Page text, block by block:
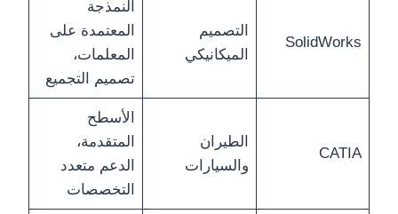
SolidWorks
التصميم
الميكانيكي
النمذجة
المعتمدة على
المعلمات،
تصميم التجميع
CATIA
الطيران
والسيارات
الأسطح
المتقدمة،
الدعم متعدد
التخصصات